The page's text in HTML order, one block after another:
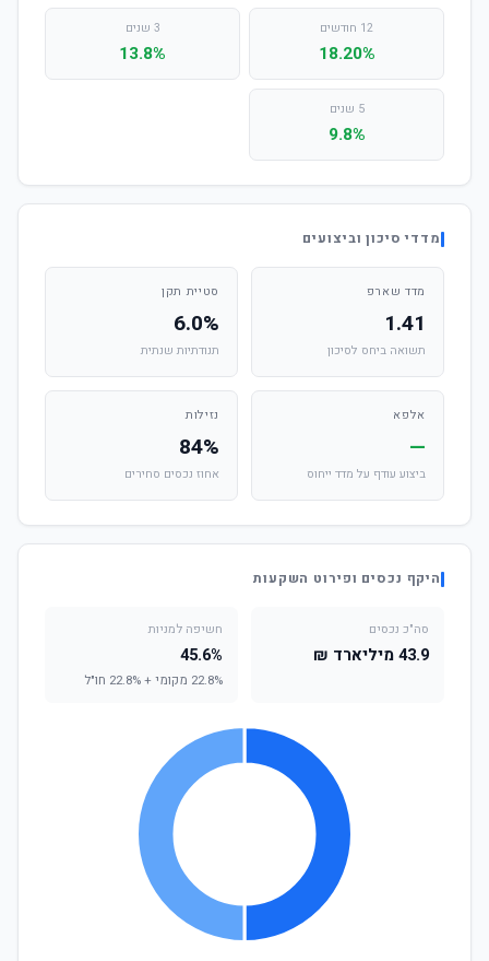
12 חודשים
18.20%
3 שנים
13.8%
5 שנים
9.8%
מדדי סיכון וביצועים
מדד שארפ
1.41
תשואה ביחס לסיכון
סטיית תקן
6.0%
תנודתיות שנתית
אלפא
—
ביצוע עודף על מדד ייחוס
נזילות
84%
אחוז נכסים סחירים
היקף נכסים ופירוט השקעות
סה"כ נכסים
43.9 מיליארד ₪
חשיפה למניות
45.6%
22.8% מקומי + 22.8% חו"ל